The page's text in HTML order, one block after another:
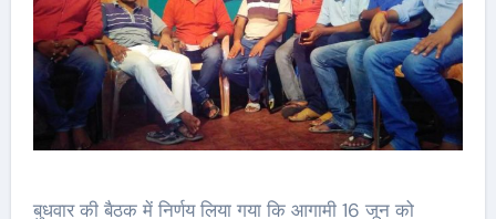
बुधवार की बैठक में निर्णय लिया गया कि आगामी 16 जून को